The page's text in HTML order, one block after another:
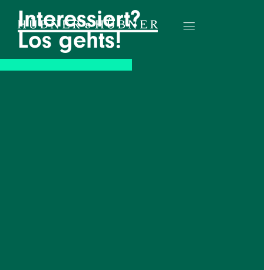
Interessiert?
Los gehts!